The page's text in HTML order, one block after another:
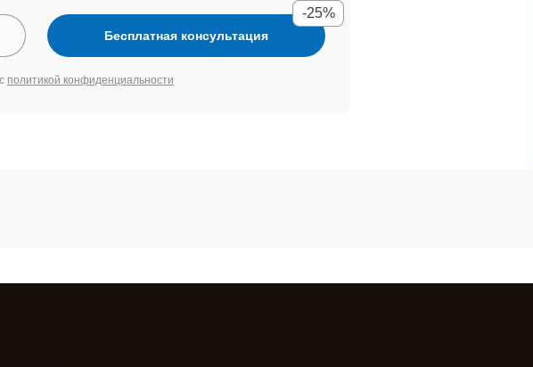
Бесплатная консультация
-25%
политикой конфиденциальности